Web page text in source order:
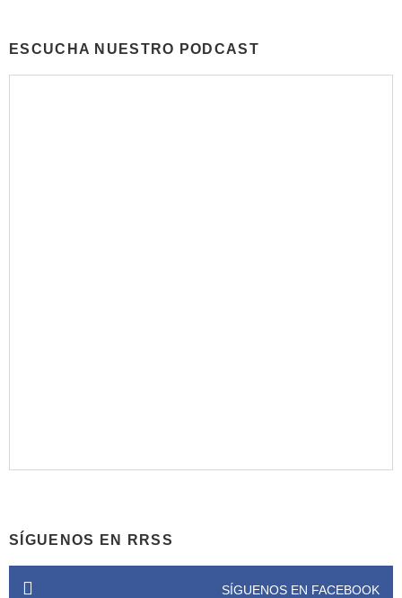
ESCUCHA NUESTRO PODCAST
SÍGUENOS EN RRSS
SÍGUENOS EN FACEBOOK